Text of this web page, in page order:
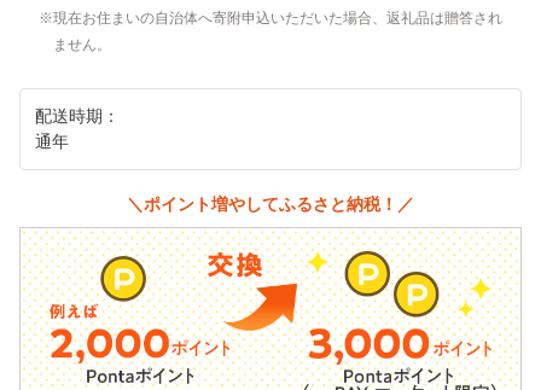
現在お住まいの自治体へ寄附申込いただいた場合、返礼品は贈答され
ません。
配送時期：
通年
＼ポイント増やしてふるさと納税！／